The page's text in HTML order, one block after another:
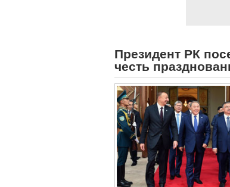
Президент РК
честь